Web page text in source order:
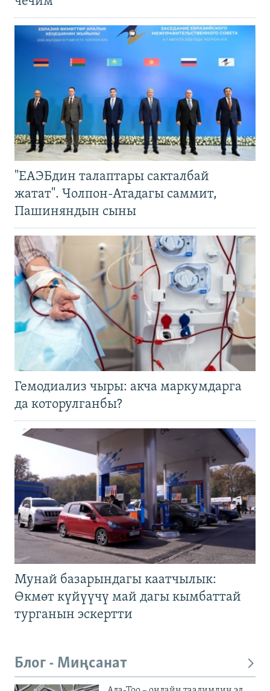
"ЕАЭБдин талаптары сакталбай
жатат". Чолпон-Атадагы саммит,
Пашиняндын сыны
Гемодиализ чыры: акча маркумдарга
да которулганбы?
Мунай базарындагы каатчылык:
Өкмөт күйүүчү май дагы кымбаттай
турганын эскертти
Блог - Миңсанат